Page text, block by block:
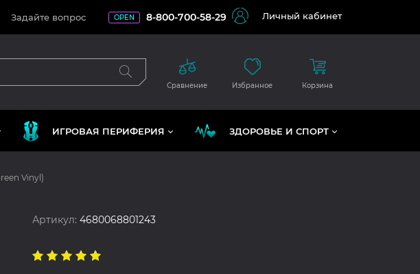
Задайте вопрос OPEN 8-800-700-58-29 Личный кабинет
Сравнение Избранное Корзина
ИГРОВАЯ ПЕРИФЕРИЯ ЗДОРОВЬЕ И СПОРТ
Vinyl)
Артикул:4680068801243